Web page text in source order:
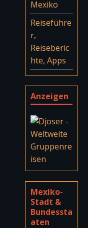
Mexiko
Reiseführe
r,
Reiseberic
hte, Apps
Anzeigen
Mexiko-
Stadt &
Bundessta
aten